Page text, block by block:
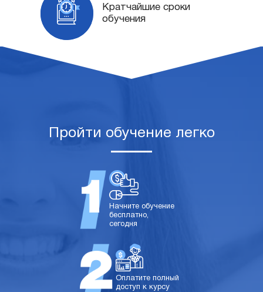
Кратчайшие сроки
обучения
Пройти обучение легко
Начните обучение
бесплатно,
сегодня
Оплатите полный
доступ к курсу